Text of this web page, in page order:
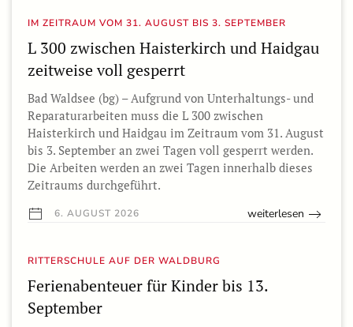
IM ZEITRAUM VOM 31. AUGUST BIS 3. SEPTEMBER
L 300 zwischen Haisterkirch und Haidgau
zeitweise voll gesperrt
Bad Waldsee (bg) – Aufgrund von Unterhaltungs- und
Reparaturarbeiten muss die L 300 zwischen
Haisterkirch und Haidgau im Zeitraum vom 31. August
bis 3. September an zwei Tagen voll gesperrt werden.
Die Arbeiten werden an zwei Tagen innerhalb dieses
Zeitraums durchgeführt.
6. AUGUST 2026 weiterlesen
RITTERSCHULE AUF DER WALDBURG
Ferienabenteuer für Kinder bis 13.
September